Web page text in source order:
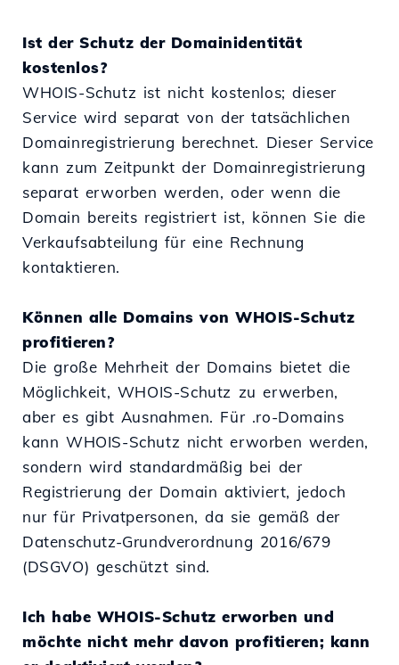
Ist der Schutz der Domainidentität
kostenlos?
WHOIS-Schutz ist nicht kostenlos; dieser
Service wird separat von der tatsächlichen
Domainregistrierung berechnet. Dieser Service
kann zum Zeitpunkt der Domainregistrierung
separat erworben werden, oder wenn die
Domain bereits registriert ist, können Sie die
Verkaufsabteilung für eine Rechnung
kontaktieren.
Können alle Domains von WHOIS-Schutz
profitieren?
Die große Mehrheit der Domains bietet die
Möglichkeit, WHOIS-Schutz zu erwerben,
aber es gibt Ausnahmen. Für .ro-Domains
kann WHOIS-Schutz nicht erworben werden,
sondern wird standardmäßig bei der
Registrierung der Domain aktiviert, jedoch
nur für Privatpersonen, da sie gemäß der
Datenschutz-Grundverordnung 2016/679
(DSGVO) geschützt sind.
Ich habe WHOIS-Schutz erworben und
möchte nicht mehr davon profitieren; kann